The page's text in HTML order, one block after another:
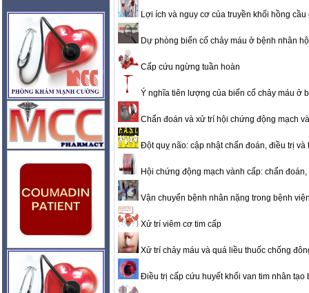
Lợi ích và nguy cơ của truyền khối hồng
Dự phòng biến cố chảy máu ở bệnh nhân
Cấp cứu ngừng tuần hoàn
Ý nghĩa tiên lượng của biến cố chảy máu ở
Chẩn đoán và xử trí hội chứng động mạch
Đột quỵ não: cập nhật chẩn đoán, điều trị và
Hội chứng động mạch vành cấp: chẩn
Vận chuyển bệnh nhân nặng trong bệnh
Xử trí viêm cơ tim cấp
Xử trí chảy máu và quá liều thuốc chống
Điều trị cấp cứu huyết khối van tim nhân tạo